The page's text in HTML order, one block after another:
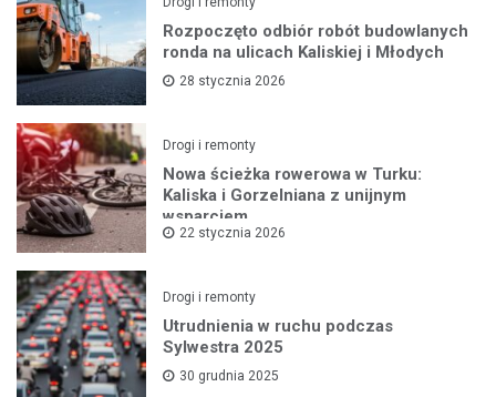
Rozpoczęto odbiór robót budowlanych
ronda na ulicach Kaliskiej i Młodych
28 stycznia 2026
Drogi i remonty
Nowa ścieżka rowerowa w Turku:
Kaliska i Gorzelniana z unijnym
wsparciem
22 stycznia 2026
Drogi i remonty
Utrudnienia w ruchu podczas
Sylwestra 2025
30 grudnia 2025